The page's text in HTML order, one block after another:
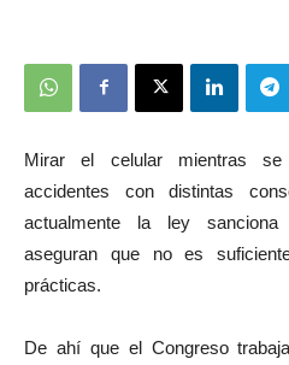
Mirar el celular mientras se
accidentes con distintas
actualmente la ley sanciona
aseguran que no es
prácticas.
De ahí que el Congreso